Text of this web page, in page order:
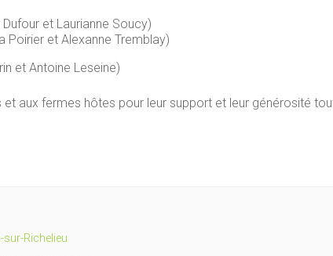
et Laurianne Soucy)
Poirier et Alexanne Tremblay)
et Antoine Leseine)
aux fermes hôtes pour leur support et leur générosité
sur-Richelieu